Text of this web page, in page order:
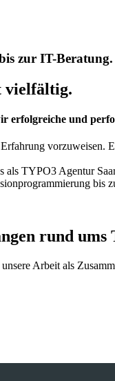
zur IT-Beratung.
vielfältig.
erfolgreiche und
TYPO3 Agentur
bis
rund
Arbeit als